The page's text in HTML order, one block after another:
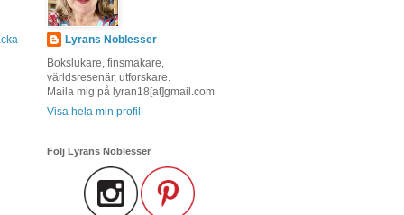
Lyrans Noblesser
Bokslukare, finsmakare,
världsresenär, utforskare.
Maila mig på lyran18[at]gmail.com
Visa hela min profil
Följ Lyrans Noblesser